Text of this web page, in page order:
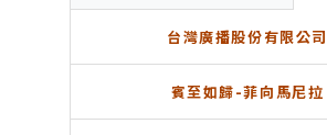
台灣廣播股份有限公司
賓至如歸-菲向馬尼拉